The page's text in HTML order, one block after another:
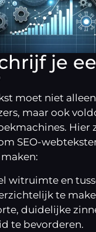
je
moet niet
maar ook
Hier
SEO-
witruimte en
te
duidelijke
te bevorderen.